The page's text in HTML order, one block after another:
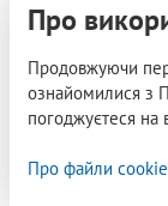
Про
Продовжуючи
ознайомилися з
погоджуєтеся на
Про файли